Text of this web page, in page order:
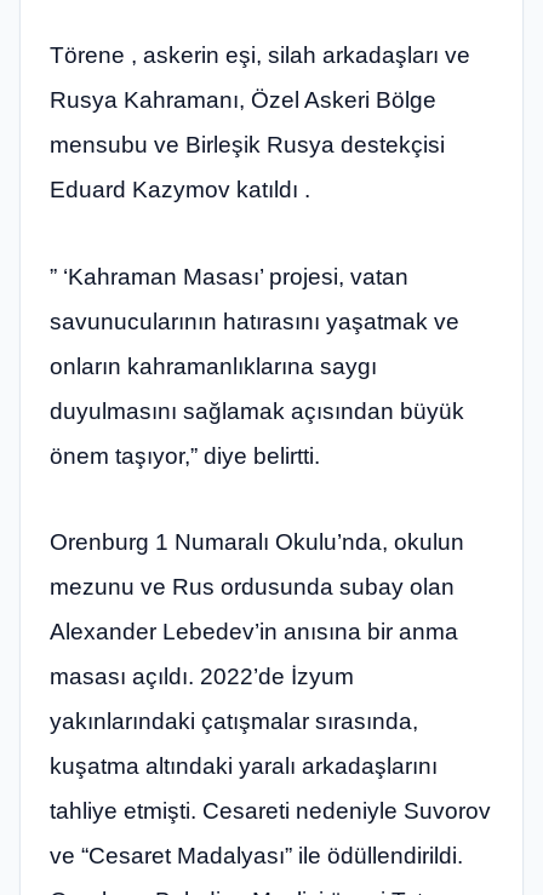
Törene , askerin eşi, silah arkadaşları ve
Rusya Kahramanı, Özel Askeri Bölge
mensubu ve Birleşik Rusya destekçisi
Eduard Kazymov katıldı .
” ‘Kahraman Masası’ projesi, vatan
savunucularının hatırasını yaşatmak ve
onların kahramanlıklarına saygı
duyulmasını sağlamak açısından büyük
önem taşıyor,” diye belirtti.
Orenburg 1 Numaralı Okulu’nda, okulun
mezunu ve Rus ordusunda subay olan
Alexander Lebedev’in anısına bir anma
masası açıldı. 2022’de İzyum
yakınlarındaki çatışmalar sırasında,
kuşatma altındaki yaralı arkadaşlarını
tahliye etmişti. Cesareti nedeniyle Suvorov
ve “Cesaret Madalyası” ile ödüllendirildi.